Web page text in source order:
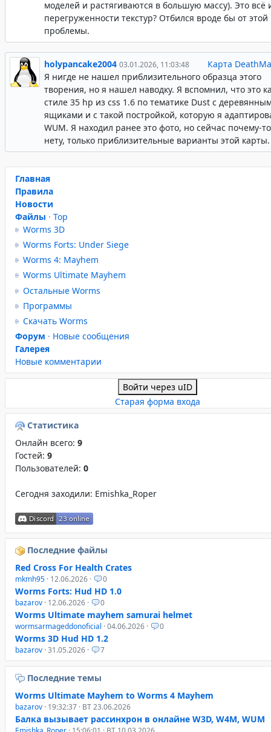
моделей и растягиваются в большую массу). Это всё
перегруженности текстур? Отбился вроде бы от этой
проблемы.
holypancake2004 03.01.2026, 11:03:48
Карта
Я нигде не нашел приблизительного образца этого
творения, но я нашел наводку. Я вспомнил, что это
стиле 35 hp из css 1.6 по тематике Dust с
ящиками и с такой постройкой, которую я
WUM. Я находил ранее это фото, но сейчас почему-
нету, только приблизительные варианты этой карты.
Главная
Правила
Новости
Файлы · Top
Worms 3D
Worms Forts: Under Siege
Worms 4: Mayhem
Worms Ultimate Mayhem
Остальные Worms
Программы
Скачать Worms
Форум · Новые сообщения
Галерея
Новые комментарии
Войти через uID
Старая форма входа
Статистика
Онлайн всего: 9
Гостей: 9
Пользователей: 0
Сегодня заходили: Emishka_Roper
Последние файлы
Red Cross For Health Crates
mkmh95 · 12.06.2026 · 0
Worms Forts: Hud HD 1.0
bazarov · 12.06.2026 · 0
Worms Ultimate mayhem samurai helmet
wormsarmageddonoficial · 04.06.2026 · 0
Worms 3D Hud HD 1.2
bazarov · 31.05.2026 · 7
Последние темы
Worms Ultimate Mayhem to Worms 4 Mayhem
bazarov · 19:32:37 · ВТ 23.06.2026
Балка вызывает рассинхрон в онлайне W3D, W4M, WUM